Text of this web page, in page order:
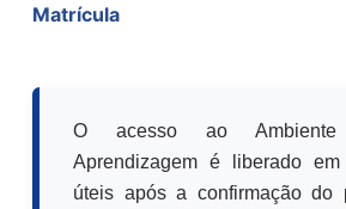
Matrícula
O acesso ao
Aprendizagem é liberado
úteis após a confirmação do